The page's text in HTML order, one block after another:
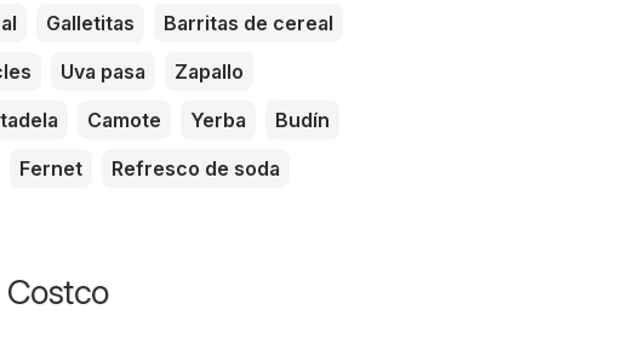
Galletitas
Barritas de cereal
Uva pasa
Zapallo
Camote Yerba
Budín
Fernet
Refresco de soda
Costco